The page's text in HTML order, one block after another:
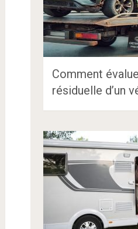
Comment
résiduelle d’un